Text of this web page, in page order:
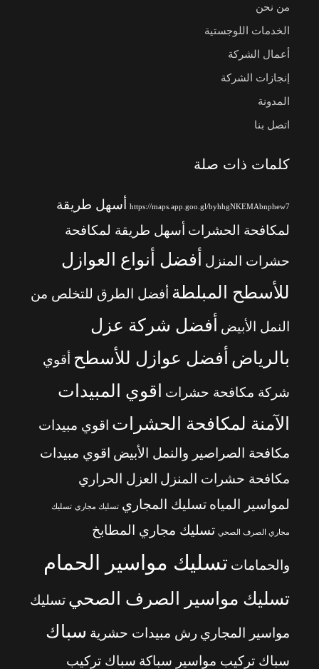
من نحن
الخدمات اللوجستية
أعمال الشركة
إنجازات الشركة
المدونة
اتصل بنا
كلمات ذات صلة
https://maps.app.goo.gl/byhhgNKEMAbnphew7
أسهل طريقة
لمكافحة الحشرات أسهل طريقة لمكافحة
حشرات المنزل
أفضل أنواع العوازل
للأسطح المبلطة أفضل الطرق للتخلص من
النمل الأبيض
أفضل شركة عزل
بالرياض أفضل عوازل للأسطح أقوي
شركة مكافحة حشرات
اقوي المبيدات
الآمنة لمكافحة الحشرات اقوي مبيدات
مكافحة الصراصير والنمل الأبيض اقوي مبيدات
مكافحة حشرات المنزل العزل الحراري
لمواسير المياه تسليك المجاري تسليك مجاري تسليك
مجاري الصرف الصحي تسليك مجاري المطابخ
والحمامات تسليك مواسير الحمام
تسليك مواسير الصرف الصحي تسليك
مواسير المجاري رش مبيدات حشرية سباك
سباك تركيب مواسير سباكة سباك تركيب